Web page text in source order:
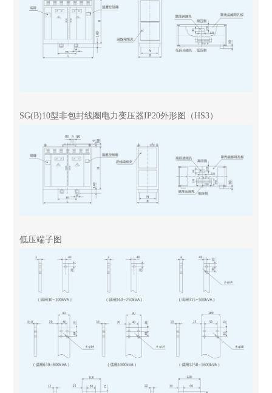
SG(B)10型非包封线圈电力变压器IP20外形图（HS3）
低压端子图